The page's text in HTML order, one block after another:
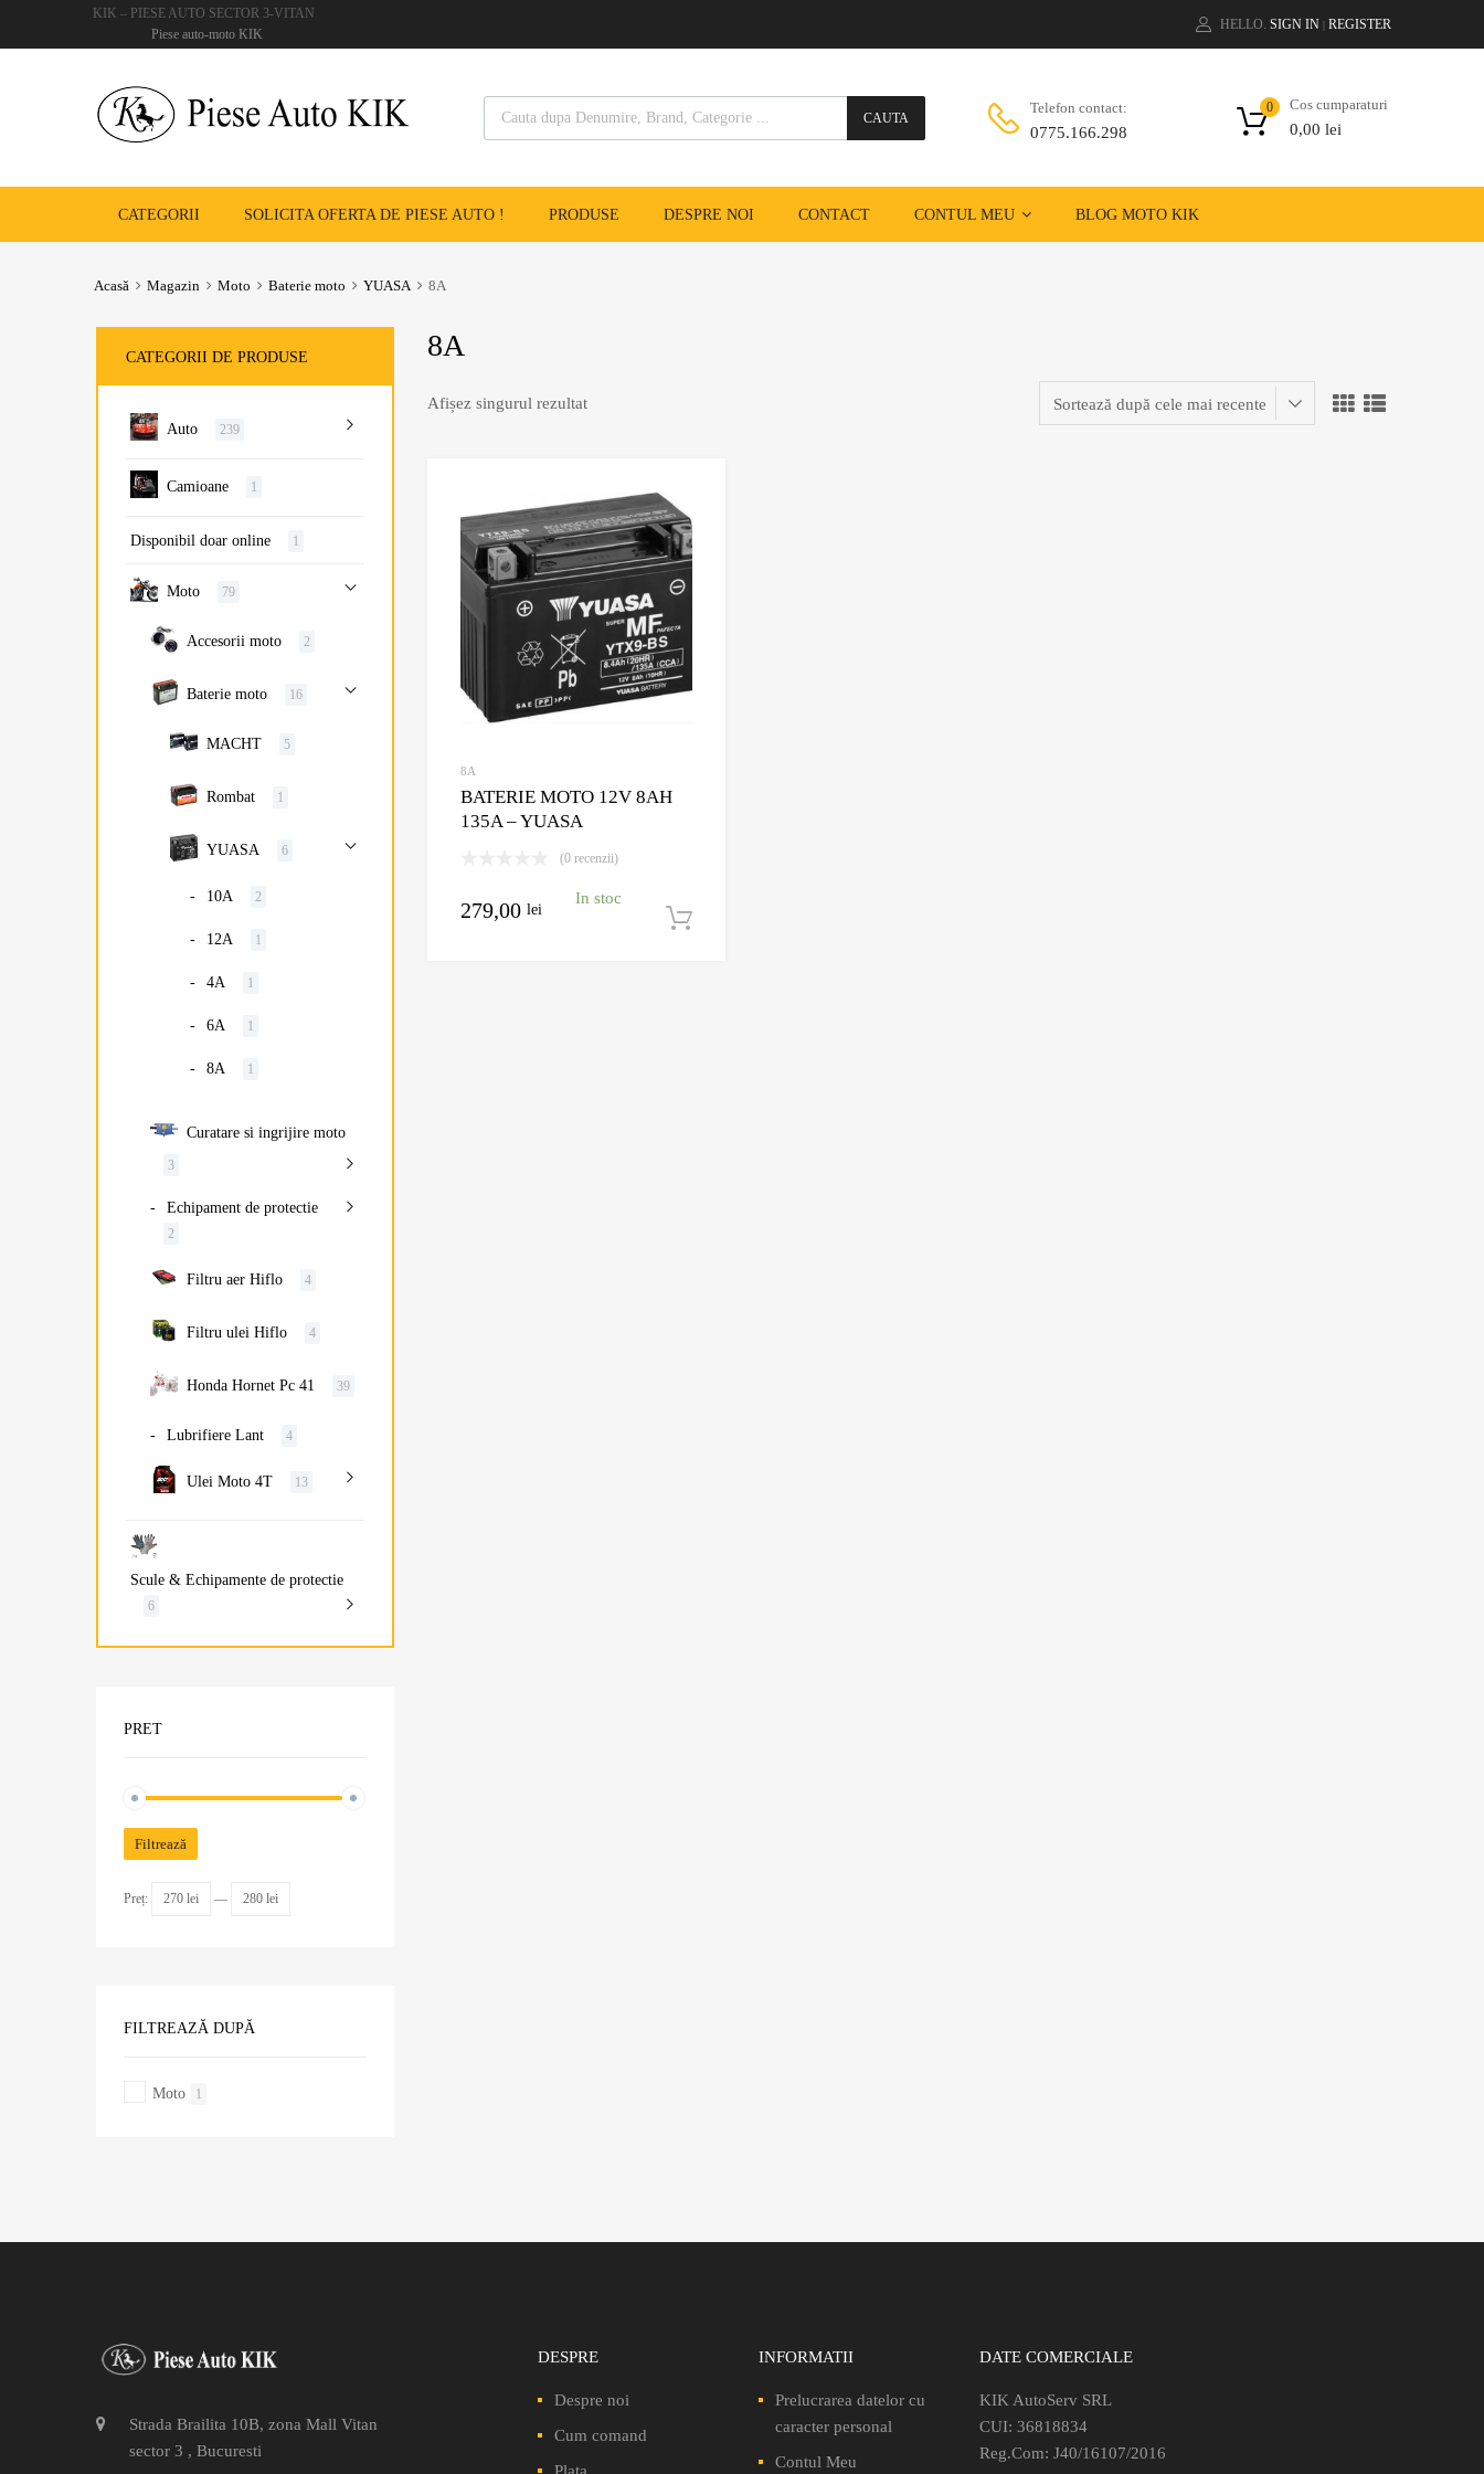
KIK – PIESE AUTO SECTOR 3-VITAN
Piese auto-moto KIK
HELLO. SIGN IN | REGISTER
CAUTA
Telefon contact:
0775.166.298
Cos cumparaturi
0,00 lei
0
CATEGORII SOLICITA OFERTA DE PIESE AUTO ! PRODUSE DESPRE NOI CONTACT CONTUL MEU BLOG MOTO KIK
Acasă Magazin Moto Baterie moto YUASA 8A
8A
Afișez singurul rezultat
8A
BATERIE MOTO 12V 8AH
135A – YUASA
(0 recenzii)
279,00 lei
In stoc
CATEGORII DE PRODUSE
Auto 239
Camioane 1
Disponibil doar online 1
Moto 79
Accesorii moto 2
Baterie moto 16
MACHT 5
Rombat 1
YUASA 6
10A 2
12A 1
4A 1
6A 1
8A 1
Curatare si ingrijire moto
3
Echipament de protectie
2
Filtru aer Hiflo 4
Filtru ulei Hiflo 4
Honda Hornet Pc 41 39
Lubrifiere Lant 4
Ulei Moto 4T 13
Scule & Echipamente de protectie
6
PRET
Filtrează
Preț: 270 lei — 280 lei
FILTREAZĂ DUPĂ
Moto 1
Strada Brailita 10B, zona Mall Vitan
sector 3 , Bucuresti
DESPRE
Despre noi
Cum comand
INFORMATII
Prelucrarea datelor cu
caracter personal
Contul Meu
DATE COMERCIALE
KIK AutoServ SRL
CUI: 36818834
Reg.Com: J40/16107/2016